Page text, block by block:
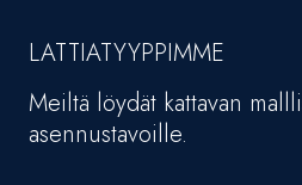
LATTIATYYPPIMME
Meiltä löydät kattavan
asennustavoille.